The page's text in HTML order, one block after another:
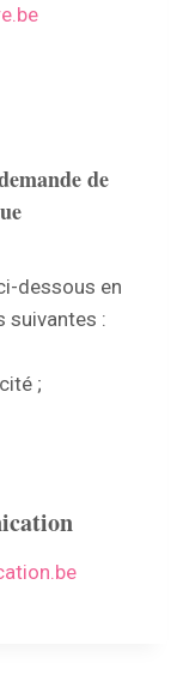
de
dessous en
suivantes :
;